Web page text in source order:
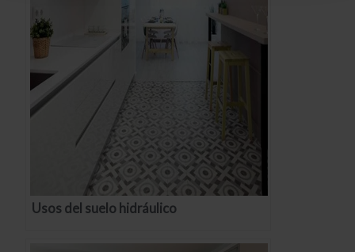
Usos del suelo hidráulico